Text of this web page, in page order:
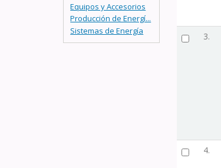
Equipos y Accesorios
Producción de Energí...
Sistemas de Energía
3.
4.